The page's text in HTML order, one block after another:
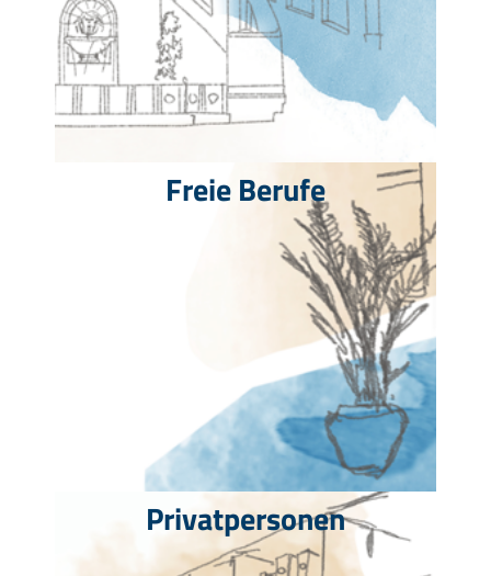
Freie Berufe
Privatpersonen